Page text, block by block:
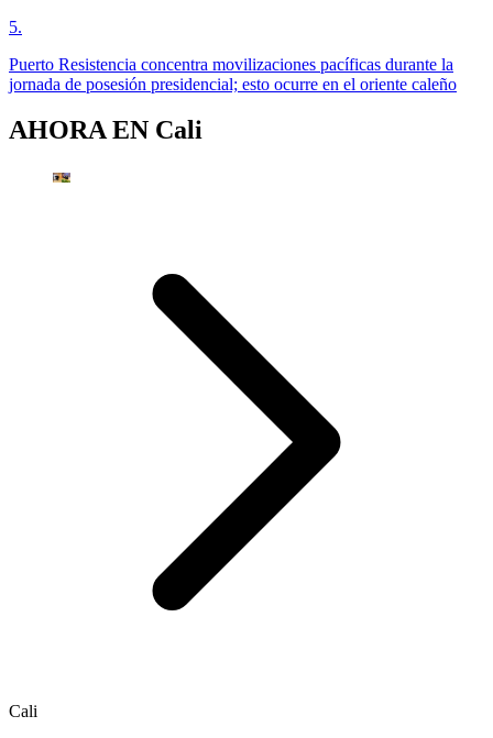
5.
Puerto Resistencia concentra movilizaciones pacíficas durante la
jornada de posesión presidencial; esto ocurre en el oriente caleño
AHORA EN Cali
Cali